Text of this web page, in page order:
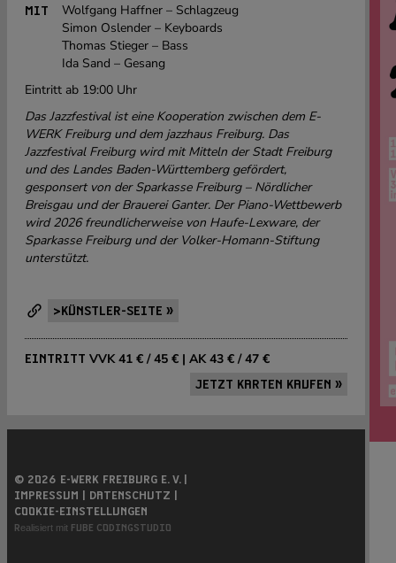
MIT
Wolfgang Haffner – Schlagzeug
Simon Oslender – Keyboards
Thomas Stieger – Bass
Ida Sand – Gesang
Eintritt ab 19:00 Uhr
Das Jazzfestival ist eine Kooperation zwischen dem E-
WERK Freiburg und dem jazzhaus Freiburg. Das
Jazzfestival Freiburg wird mit Mitteln der Stadt Freiburg
und des Landes Baden-Württemberg gefördert,
gesponsert von der Sparkasse Freiburg – Nördlicher
Breisgau und der Brauerei Ganter. Der Piano-Wettbewerb
wird 2026 freundlicherweise von Haufe-Lexware, der
Sparkasse Freiburg und der Volker-Homann-Stiftung
unterstützt.
>KÜNSTLER-SEITE »
EINTRITT VVK 41 € / 45 € | AK 43 € / 47 €
JETZT KARTEN KAUFEN »
© 2026 E-WERK FREIBURG E. V. |
IMPRESSUM |
DATENSCHUTZ |
COOKIE-EINSTELLUNGEN
Realisiert mit FUBE CODINGSTUDIO